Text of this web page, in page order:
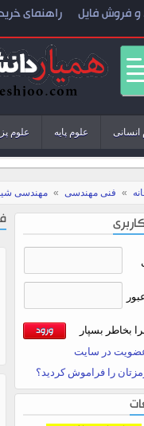
و فروش فایل راهنمای
انسانی علوم پایه علوم
» فنی مهندسی » مهندسی
بخاطر بسپار
در سایت
را فراموش کردید؟